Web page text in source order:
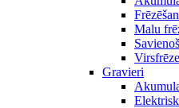
Malu
Gravieri